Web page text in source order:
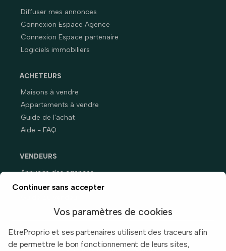
Diffuser mes annonces
Connexion Espace Agence
Connexion Espace partenaire
Logiciels immobiliers
ACHETEURS
Maisons à vendre
Appartements à vendre
Guide de l'achat
Aide - FAQ
VENDEURS
Annuaire des agences
Prix immobiliers en France
Continuer sans accepter
Vos paramètres de cookies
EtreProprio et ses partenaires utilisent des traceurs afin
de permettre le bon fonctionnement de leurs sites,